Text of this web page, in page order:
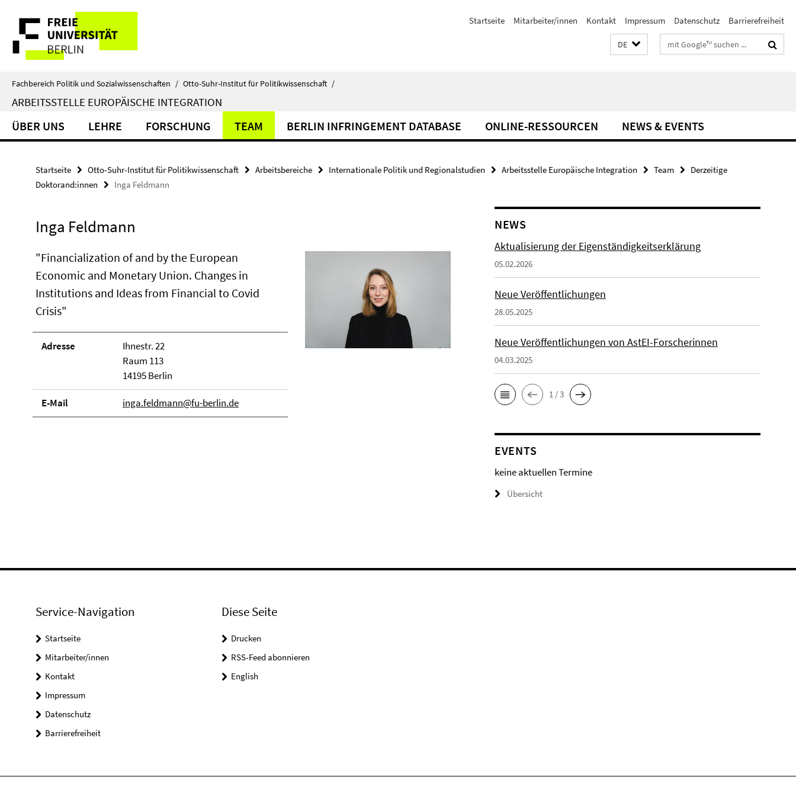
direkt
Inhalt
Service-
Navigation
Startseite Mitarbeiter/innen Kontakt Impressum Datenschutz Barrierefreiheit
DE Suchbegriffe
Fachbereich Politik und Sozialwissenschaften / Otto-Suhr-Institut für Politikwissenschaft /
ARBEITSSTELLE EUROPÄISCHE INTEGRATION
ÜBER UNS LEHRE FORSCHUNG TEAM BERLIN INFRINGEMENT DATABASE ONLINE-RESSOURCEN NEWS & EVENTS
Startseite Otto-Suhr-Institut für Politikwissenschaft Arbeitsbereiche Internationale Politik und Regionalstudien Arbeitsstelle Europäische Integration Team
Derzeitige
Doktorand:innen
Inga Feldmann
Inga Feldmann
"Financialization of and by the European
Economic and Monetary Union. Changes in
Institutions and Ideas from Financial to Covid
Crisis"
Adresse
Ihnestr. 22
Raum 113
14195 Berlin
E-Mail inga.feldmann@fu-berlin.de
NEWS
Aktualisierung der Eigenständigkeitserklärung
05.02.2026
Neue Veröffentlichungen
28.05.2025
Neue Veröffentlichungen von AstEI-Forscherinnen
04.03.2025
1 / 3
EVENTS
keine aktuellen Termine
Übersicht
Service-Navigation
Startseite
Mitarbeiter/innen
Kontakt
Impressum
Datenschutz
Barrierefreiheit
Diese Seite
Drucken
RSS-Feed abonnieren
English